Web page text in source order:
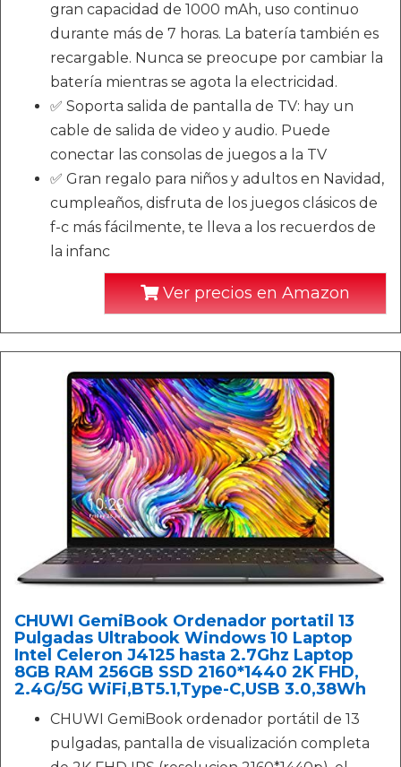
gran capacidad de 1000 mAh, uso continuo
durante más de 7 horas. La batería también es
recargable. Nunca se preocupe por cambiar la
batería mientras se agota la electricidad.
✅ Soporta salida de pantalla de TV: hay un
cable de salida de video y audio. Puede
conectar las consolas de juegos a la TV
✅ Gran regalo para niños y adultos en Navidad,
cumpleaños, disfruta de los juegos clásicos de
f-c más fácilmente, te lleva a los recuerdos de
la infanc
Ver precios en Amazon
CHUWI GemiBook Ordenador portatil 13
Pulgadas Ultrabook Windows 10 Laptop
Intel Celeron J4125 hasta 2.7Ghz Laptop
8GB RAM 256GB SSD 2160*1440 2K FHD,
2.4G/5G WiFi,BT5.1,Type-C,USB 3.0,38Wh
CHUWI GemiBook ordenador portátil de 13
pulgadas, pantalla de visualización completa